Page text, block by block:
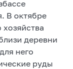
В октябре
деревни
него
руды